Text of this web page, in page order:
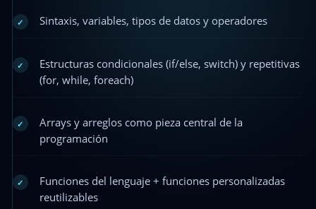
✓ Sintaxis, variables, tipos de datos y operadores
✓
Estructuras condicionales (if/else, switch) y repetitivas
(for, while, foreach)
✓
Arrays y arreglos como pieza central de la
programación
✓
Funciones del lenguaje + funciones personalizadas
reutilizables